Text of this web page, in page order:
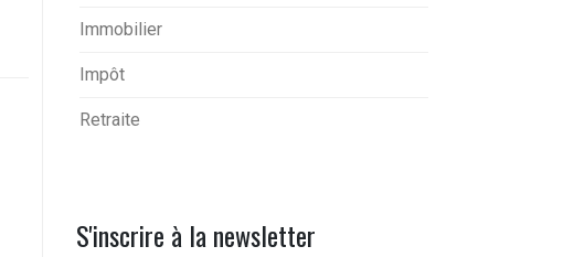
Immobilier
Impôt
Retraite
S'inscrire à la newsletter